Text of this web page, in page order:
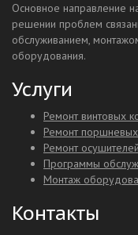
Основное направление
решении проблем
обслуживанием,
оборудования.
Услуги
Ремонт винтовых
Ремонт
Ремонт осушителей
Программы
Монтаж
Контакты